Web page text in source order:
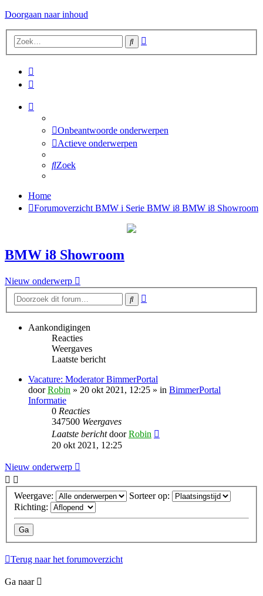
Doorgaan naar inhoud
Zoek
Onbeantwoorde onderwerpen
Actieve onderwerpen
Zoek
Home
Forumoverzicht BMW i Serie BMW i8 BMW i8 Showroom
BMW i8 Showroom
Nieuw onderwerp
Zoek
Aankondigingen
Reacties
Weergaves
Laatste bericht
Vacature: Moderator BimmerPortal
doorRobin » 20 okt 2021, 12:25 » in BimmerPortal
Informatie
0 Reacties
347500 Weergaves
Laatste berichtdoorRobin
20 okt 2021, 12:25
Nieuw onderwerp
Weergave:
Sorteer op:
Richting:
Terug naar het forumoverzicht
Ga naar